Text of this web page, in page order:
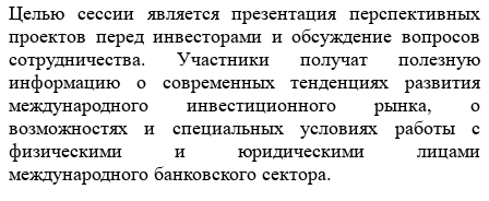
Целью сессии является презентация перспективных
проектов перед инвесторами и обсуждение вопросов
сотрудничества. Участники получат полезную
информацию о современных тенденциях развития
международного инвестиционного рынка, о
возможностях и специальных условиях работы с
физическими и юридическими лицами
международного банковского сектора.